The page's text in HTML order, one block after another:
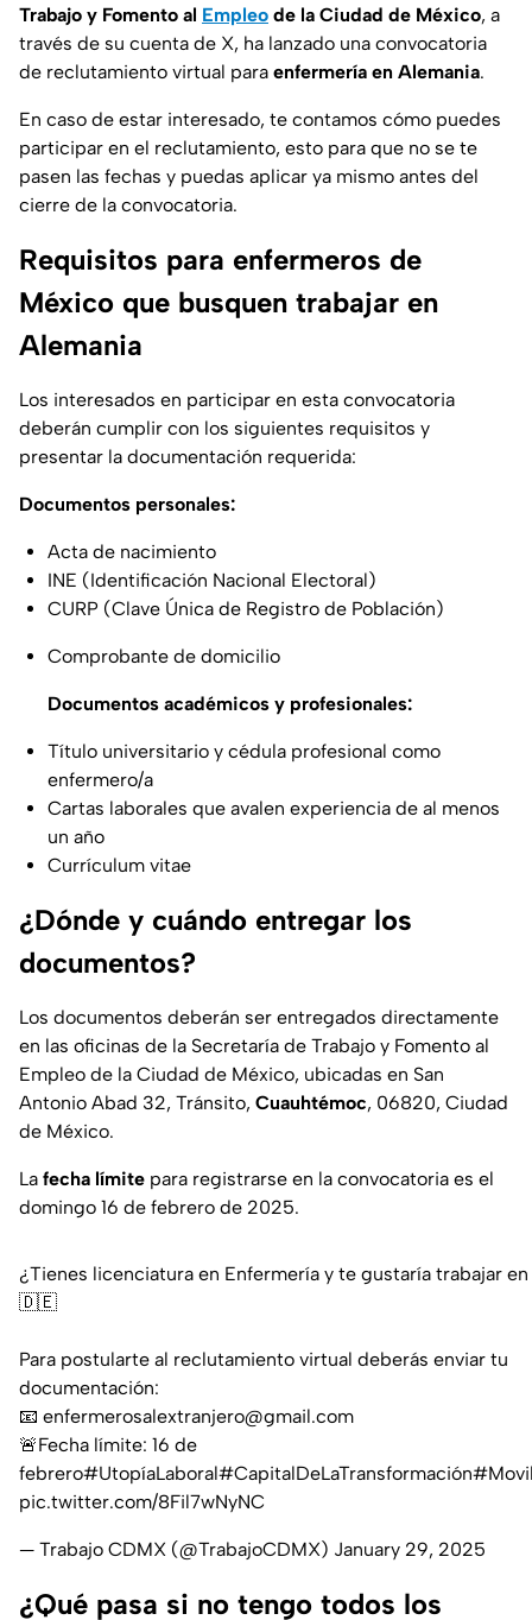
Trabajo y Fomento al Empleo de la Ciudad de México, a
través de su cuenta de X, ha lanzado una convocatoria
de reclutamiento virtual para enfermería en Alemania.
En caso de estar interesado, te contamos cómo puedes
participar en el reclutamiento, esto para que no se te
pasen las fechas y puedas aplicar ya mismo antes del
cierre de la convocatoria.
Requisitos para enfermeros de
México que busquen trabajar en
Alemania
Los interesados en participar en esta convocatoria
deberán cumplir con los siguientes requisitos y
presentar la documentación requerida:
Documentos personales:
Acta de nacimiento
INE (Identificación Nacional Electoral)
CURP (Clave Única de Registro de Población)
Comprobante de domicilio
Documentos académicos y profesionales:
Título universitario y cédula profesional como
enfermero/a
Cartas laborales que avalen experiencia de al menos
un año
Currículum vitae
¿Dónde y cuándo entregar los
documentos?
Los documentos deberán ser entregados directamente
en las oficinas de la Secretaría de Trabajo y Fomento al
Empleo de la Ciudad de México, ubicadas en San
Antonio Abad 32, Tránsito, Cuauhtémoc, 06820, Ciudad
de México.
La fecha límite para registrarse en la convocatoria es el
domingo 16 de febrero de 2025.
¿Tienes licenciatura en Enfermería y te gustaría trabajar
🇩🇪
Para postularte al reclutamiento virtual deberás enviar tu
documentación:
📧 enfermerosalextranjero@gmail.com
🚨Fecha límite: 16 de
febrero#UtopíaLaboral#CapitalDeLaTransformación
pic.twitter.com/8Fil7wNyNC
— Trabajo CDMX (@TrabajoCDMX) January 29, 2025
¿Qué pasa si no tengo todos los